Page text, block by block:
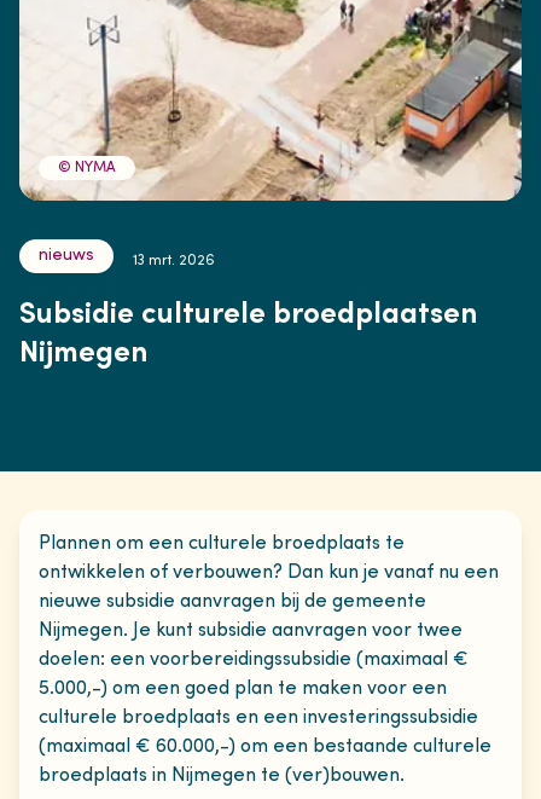
© NYMA
nieuws 13 mrt. 2026
Subsidie culturele broedplaatsen
Nijmegen
Plannen om een culturele broedplaats te
ontwikkelen of verbouwen? Dan kun je vanaf nu een
nieuwe subsidie aanvragen bij de gemeente
Nijmegen. Je kunt subsidie aanvragen voor twee
doelen: een voorbereidingssubsidie (maximaal €
5.000,-) om een goed plan te maken voor een
culturele broedplaats en een investeringssubsidie
(maximaal € 60.000,-) om een bestaande culturele
broedplaats in Nijmegen te (ver)bouwen.